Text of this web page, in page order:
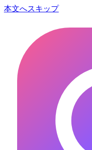
本文へスキップ